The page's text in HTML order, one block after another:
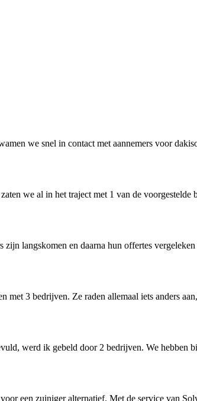
we snel in contact met aannemers voor
we al in het traject met 1 van de
langskomen en daarna hun offertes
met 3 bedrijven. Ze raden allemaal iets anders
werd ik gebeld door 2 bedrijven. We hebben
een zuiniger alternatief. Met de service van